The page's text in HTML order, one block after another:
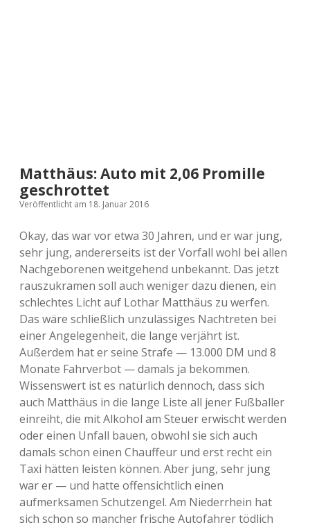
Matthäus: Auto mit 2,06 Promille
geschrottet
Veröffentlicht am 18. Januar 2016
Okay, das war vor etwa 30 Jahren, und er war jung,
sehr jung, andererseits ist der Vorfall wohl bei allen
Nachgeborenen weitgehend unbekannt. Das jetzt
rauszukramen soll auch weniger dazu dienen, ein
schlechtes Licht auf Lothar Matthäus zu werfen.
Das wäre schließlich unzulässiges Nachtreten bei
einer Angelegenheit, die lange verjährt ist.
Außerdem hat er seine Strafe — 13.000 DM und 8
Monate Fahrverbot — damals ja bekommen.
Wissenswert ist es natürlich dennoch, dass sich
auch Matthäus in die lange Liste all jener Fußballer
einreiht, die mit Alkohol am Steuer erwischt werden
oder einen Unfall bauen, obwohl sie sich auch
damals schon einen Chauffeur und erst recht ein
Taxi hätten leisten können. Aber jung, sehr jung
war er — und hatte offensichtlich einen
aufmerksamen Schutzengel. Am Niederrhein hat
sich schon so mancher frische Autofahrer tödlich